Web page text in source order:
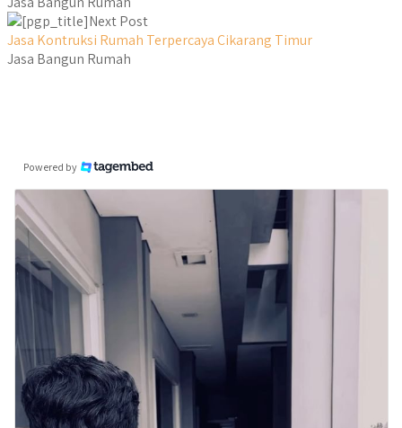
Next Post
Jasa Kontruksi Rumah Terpercaya Cikarang Timur
Jasa Bangun Rumah
Powered by